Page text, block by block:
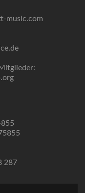
music.com
287